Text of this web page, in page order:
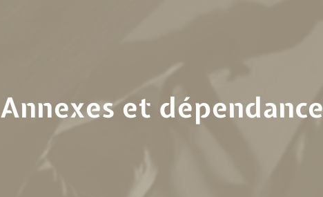
Annexes et